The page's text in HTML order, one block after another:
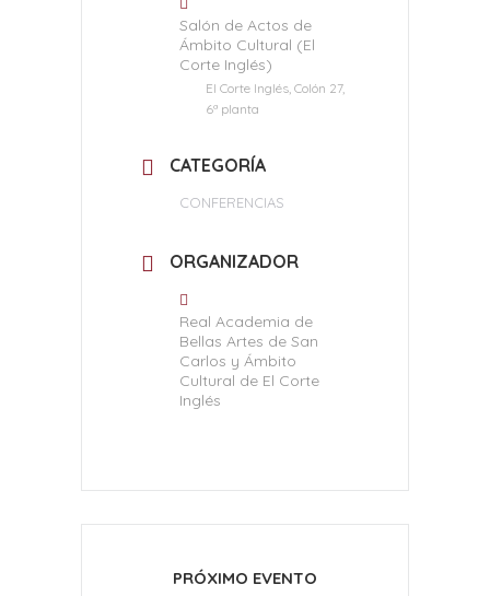
Salón de Actos de
Ámbito Cultural (El
Corte Inglés)
El Corte Inglés, Colón 27,
6ª planta
CATEGORÍA
CONFERENCIAS
ORGANIZADOR
Real Academia de
Bellas Artes de San
Carlos y Ámbito
Cultural de El Corte
Inglés
PRÓXIMO EVENTO